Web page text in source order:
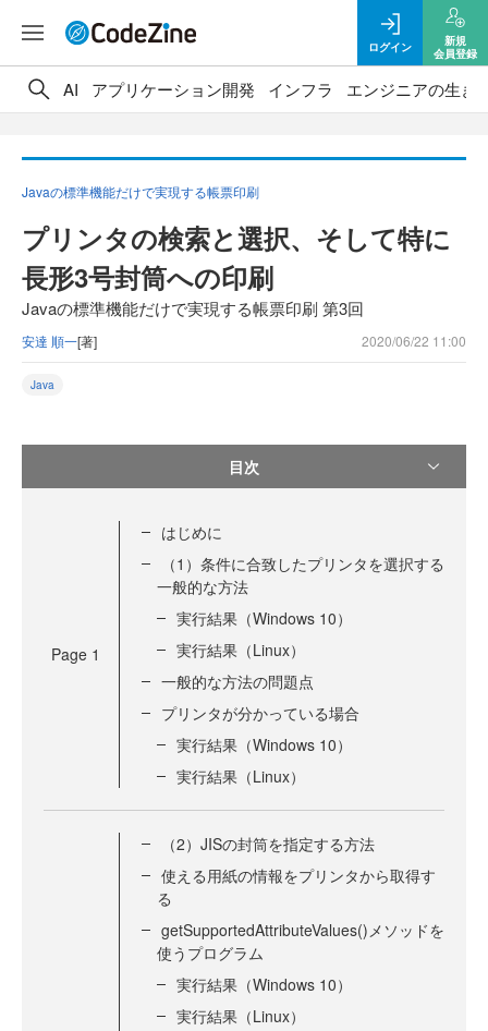
ログイン
新規
会員登録
AI アプリケーション開発 インフラ エンジニアの生き
Javaの標準機能だけで実現する帳票印刷
プリンタの検索と選択、そして特に
長形3号封筒への印刷
Javaの標準機能だけで実現する帳票印刷 第3回
安達 順一[著] 2020/06/22 11:00
Java
目次
Page 1
はじめに
（1）条件に合致したプリンタを選択する
一般的な方法
実行結果（Windows 10）
実行結果（Linux）
一般的な方法の問題点
プリンタが分かっている場合
実行結果（Windows 10）
実行結果（Linux）
（2）JISの封筒を指定する方法
使える用紙の情報をプリンタから取得す
る
getSupportedAttributeValues()メソッドを
使うプログラム
実行結果（Windows 10）
実行結果（Linux）